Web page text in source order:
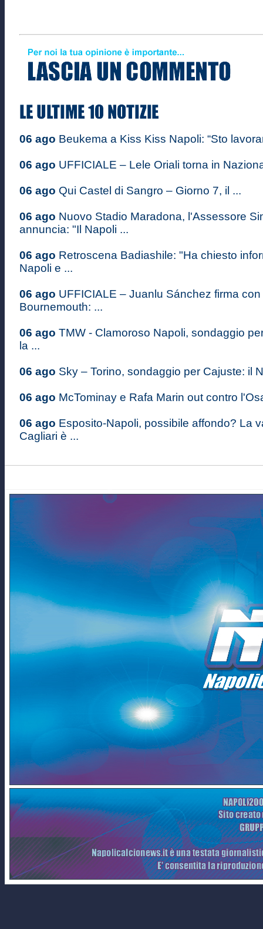
06 ago Beukema a Kiss Kiss Napoli: “Sto
06 ago UFFICIALE – Lele Oriali torna in
06 ago Qui Castel di Sangro – Giorno 7, il ...
06 ago Nuovo Stadio Maradona, l'Assessore
annuncia: "Il Napoli ...
06 ago Retroscena Badiashile: "Ha chiesto
Napoli e ...
06 ago UFFICIALE – Juanlu Sánchez firma con
Bournemouth: ...
06 ago TMW - Clamoroso Napoli, sondaggio
la ...
06 ago Sky – Torino, sondaggio per Cajuste: il
06 ago McTominay e Rafa Marin out contro
06 ago Esposito-Napoli, possibile affondo? La
Cagliari è ...